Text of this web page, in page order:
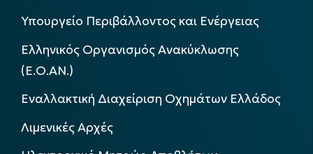
Υπουργείο Περιβάλλοντος και Ενέργειας
Ελληνικός Οργανισμός Ανακύκλωσης
(Ε.Ο.ΑΝ.)
Εναλλακτική Διαχείριση Οχημάτων Ελλάδος
Λιμενικές Αρχές